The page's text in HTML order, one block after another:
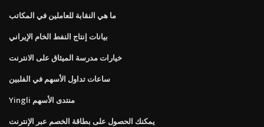
ما هي النقابة للعاملين في المكاتب
بيانات إنتاج النفط الخام الإيراني
خيارات مدرسة الميثاق على الانترنت
ساعات تداول الأسهم في الفلبين
Yingli منتدى الأسهم
يمكنك الحصول على بطاقة الخصم عبر الإنترنت